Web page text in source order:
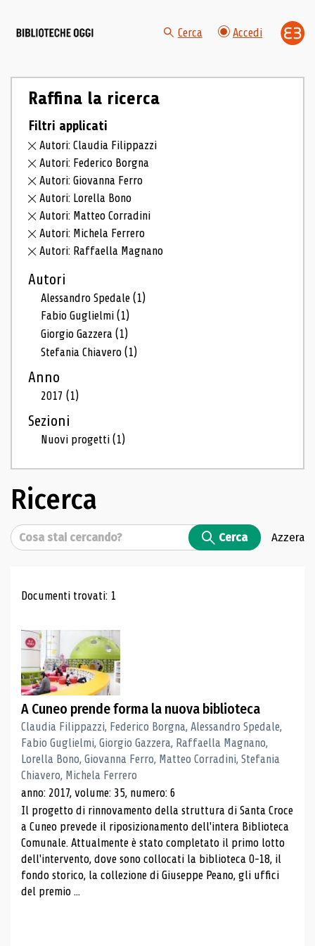
Cerca Accedi
Raffina la ricerca
Filtri applicati
Autori: Claudia Filippazzi
Autori: Federico Borgna
Autori: Giovanna Ferro
Autori: Lorella Bono
Autori: Matteo Corradini
Autori: Michela Ferrero
Autori: Raffaella Magnano
Autori
Alessandro Spedale(1)
Fabio Guglielmi(1)
Giorgio Gazzera(1)
Stefania Chiavero(1)
Anno
2017(1)
Sezioni
Nuovi progetti(1)
Ricerca
Cerca Cerca Azzera
Risultati di ricerca
Documenti trovati: 1
A Cuneo prende forma la nuova biblioteca
Claudia Filippazzi, Federico Borgna, Alessandro Spedale,
Fabio Guglielmi, Giorgio Gazzera, Raffaella Magnano,
Lorella Bono, Giovanna Ferro, Matteo Corradini, Stefania
Chiavero, Michela Ferrero
anno: 2017, volume: 35, numero: 6
Il progetto di rinnovamento della struttura di Santa Croce
a Cuneo prevede il riposizionamento dell'intera Biblioteca
Comunale. Attualmente è stato completato il primo lotto
dell'intervento, dove sono collocati la biblioteca 0-18, il
fondo storico, la collezione di Giuseppe Peano, gli uffici
del premio ...